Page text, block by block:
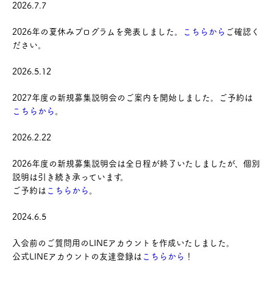
2026.7.7
2026年の夏休みプログラムを発表しました。 こちらから ご確認く
ださい。
2026.5.12
2027年度の新規募集説明会のご案内を開始しました。ご予約は
こちらから 。
2026.2.22
2026年度の新規募集説明会は全日程が終了いたしましたが、個別
説明は引き続き承っています。
ご予約は こちらから 。
2024.6.5
入会前のご質問用のLINEアカウントを作成いたしました。
公式LINEアカウントの友達登録は こちらから ！